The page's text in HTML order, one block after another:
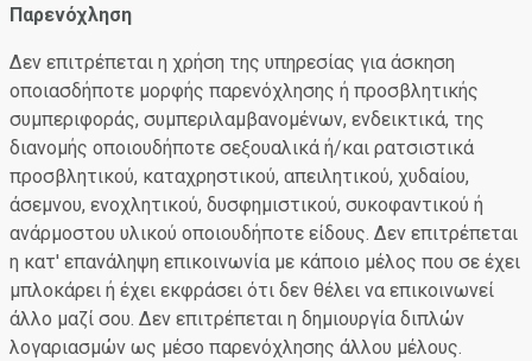
Παρενόχληση
Δεν επιτρέπεται η χρήση της υπηρεσίας για άσκηση
οποιασδήποτε μορφής παρενόχλησης ή προσβλητικής
συμπεριφοράς, συμπεριλαμβανομένων, ενδεικτικά, της
διανομής οποιουδήποτε σεξουαλικά ή/και ρατσιστικά
προσβλητικού, καταχρηστικού, απειλητικού, χυδαίου,
άσεμνου, ενοχλητικού, δυσφημιστικού, συκοφαντικού ή
ανάρμοστου υλικού οποιουδήποτε είδους. Δεν επιτρέπεται
η κατ' επανάληψη επικοινωνία με κάποιο μέλος που σε έχει
μπλοκάρει ή έχει εκφράσει ότι δεν θέλει να επικοινωνεί
άλλο μαζί σου. Δεν επιτρέπεται η δημιουργία διπλών
λογαριασμών ως μέσο παρενόχλησης άλλου μέλους.